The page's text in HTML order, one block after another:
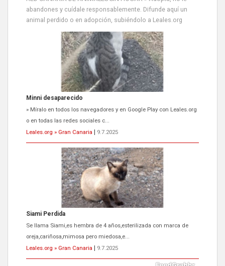
abandones y cuídale responsablemente. Difunde aquí un
animal perdido o en adopción, subiéndolo a Leales.org
Siami Perdida
Se llama Siami,es hembra de 4 años,esterilizada con marca de
oreja,cariñosa,mimosa pero miedosa,e...
Leales.org » Gran Canaria
9.7.2025
ADOPCIÓN URGENTE GATA TEROR GRAN CANARIA
El ayuntamiento se va a llevar a Los Gatos callejeros de la zona los
próximos días, ella incluida...
Leales.org » Gran Canaria
9.7.2025